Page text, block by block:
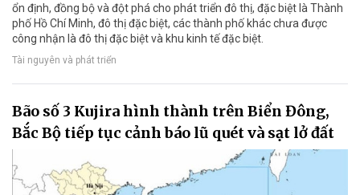
ổn định, đồng bộ và đột phá cho phát triển đô thị, đặc biệt là Thành
phố Hồ Chí Minh, đô thị đặc biệt, các thành phố khác chưa được
công nhận là đô thị đặc biệt và khu kinh tế đặc biệt.
Tài nguyên và phát triển
Bão số 3 Kujira hình thành trên Biển Đông,
Bắc Bộ tiếp tục cảnh báo lũ quét và sạt lở đất